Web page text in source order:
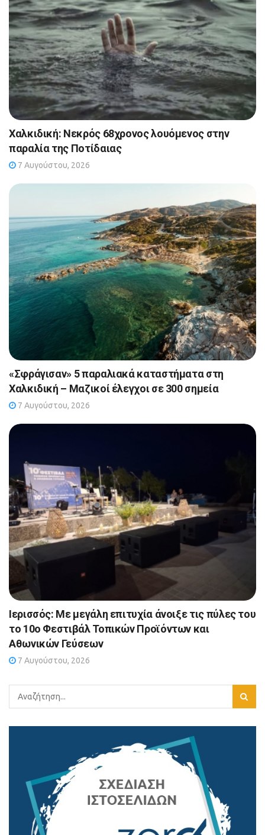
Χαλκιδική: Νεκρός 68χρονος λουόμενος στην
παραλία της Ποτίδαιας
7 Αυγούστου, 2026
«Σφράγισαν» 5 παραλιακά καταστήματα στη
Χαλκιδική – Μαζικοί έλεγχοι σε 300 σημεία
7 Αυγούστου, 2026
Ιερισσός: Με μεγάλη επιτυχία άνοιξε τις πύλες του
το 10ο Φεστιβάλ Τοπικών Προϊόντων και
Αθωνικών Γεύσεων
7 Αυγούστου, 2026